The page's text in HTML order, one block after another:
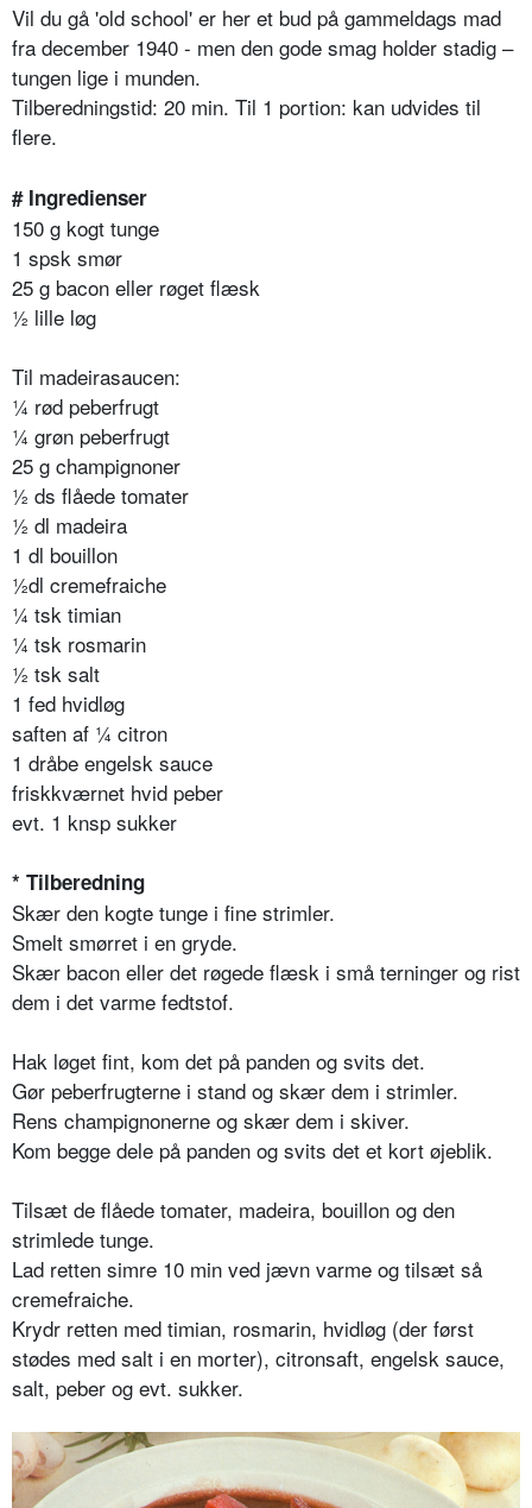
Vil du gå 'old school' er her et bud på gammeldags mad
fra december 1940 - men den gode smag holder stadig –
tungen lige i munden.
Tilberedningstid: 20 min. Til 1 portion: kan udvides til
flere.
# Ingredienser
150 g kogt tunge
1 spsk smør
25 g bacon eller røget flæsk
½ lille løg
Til madeirasaucen:
¼ rød peberfrugt
¼ grøn peberfrugt
25 g champignoner
½ ds flåede tomater
½ dl madeira
1 dl bouillon
½dl cremefraiche
¼ tsk timian
¼ tsk rosmarin
½ tsk salt
1 fed hvidløg
saften af ¼ citron
1 dråbe engelsk sauce
friskkværnet hvid peber
evt. 1 knsp sukker
* Tilberedning
Skær den kogte tunge i fine strimler.
Smelt smørret i en gryde.
Skær bacon eller det røgede flæsk i små terninger og rist
dem i det varme fedtstof.
Hak løget fint, kom det på panden og svits det.
Gør peberfrugterne i stand og skær dem i strimler.
Rens champignonerne og skær dem i skiver.
Kom begge dele på panden og svits det et kort øjeblik.
Tilsæt de flåede tomater, madeira, bouillon og den
strimlede tunge.
Lad retten simre 10 min ved jævn varme og tilsæt så
cremefraiche.
Krydr retten med timian, rosmarin, hvidløg (der først
stødes med salt i en morter), citronsaft, engelsk sauce,
salt, peber og evt. sukker.